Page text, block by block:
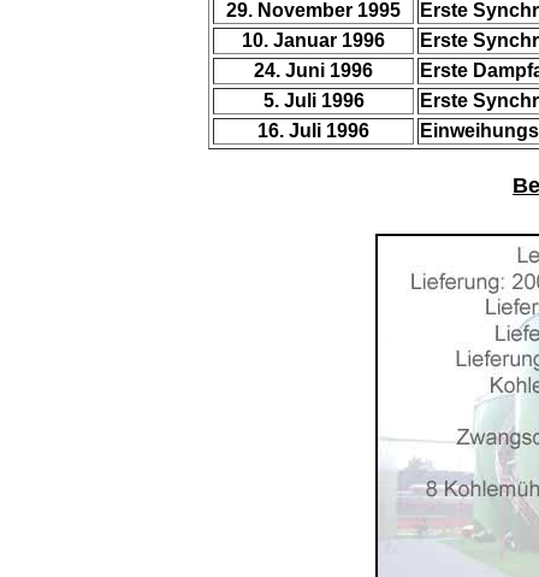
29. November 1995
Erste
10. Januar 1996
Erste
24. Juni 1996
Erste
5. Juli 1996
Erste
16. Juli 1996